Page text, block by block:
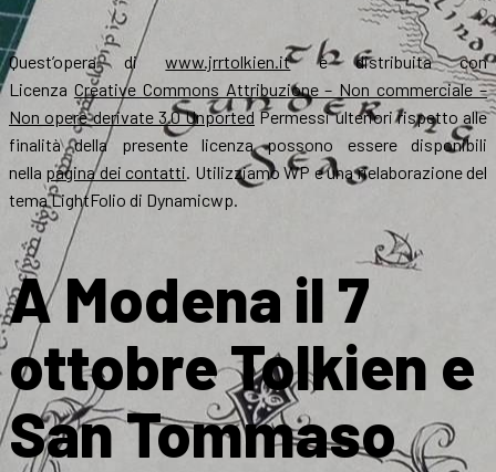
Quest’opera diwww.jrrtolkien.itè distribuita con
Licenza Creative Commons Attribuzione – Non commerciale –
Non opere derivate 3.0 Unported Permessi ulteriori rispetto alle
finalità della presente licenza possono essere disponibili
nella pagina dei contatti. Utilizziamo WP e una rielaborazione del
tema LightFolio di Dynamicwp.
A Modena il 7
ottobre Tolkien e
San Tommaso